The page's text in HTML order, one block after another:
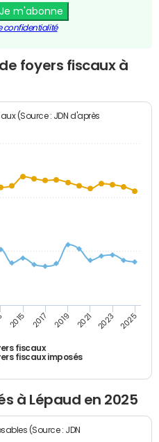
Je m'abonne
confidentialité
foyers fiscaux à
(Source : JDN d'après
fiscaux
fiscaux imposés
2015 2017 2019 2021 2023 2025
à Lépaud en 2025
(Source : JDN